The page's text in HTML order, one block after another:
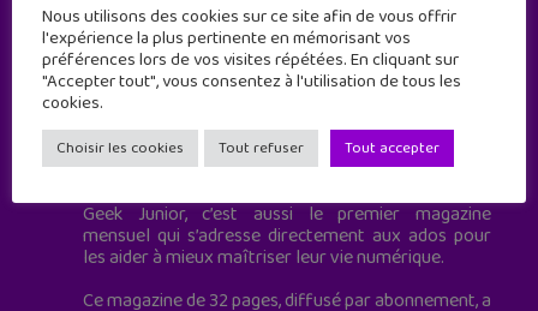
Geek Junior est le premier site de culture numérique
à destination des adolescents.
Geek Junior, c’est aussi le premier magazine
mensuel qui s’adresse directement aux ados pour
les aider à mieux maîtriser leur vie numérique.
Ce magazine de 32 pages, diffusé par abonnement, a
Nous utilisons des cookies sur ce site afin de vous offrir
l'expérience la plus pertinente en mémorisant vos
préférences lors de vos visites répétées. En cliquant sur
"Accepter tout", vous consentez à l'utilisation de tous les
cookies.
Choisir les cookies Tout refuser Tout accepter